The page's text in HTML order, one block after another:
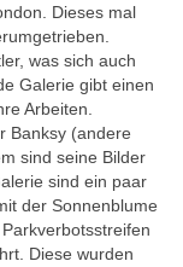
Dieses mal
was sich auch
Galerie gibt einen
Arbeiten.
Banksy (andere
sind seine Bilder
sind ein paar
der Sonnenblume
Diese wurden